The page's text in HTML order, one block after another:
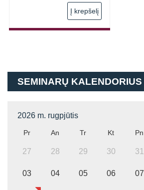
Į krepšelį
SEMINARŲ KALENDORIUS
2026 m. rugpjūtis
Pr An Tr Kt Pn
27 28 29 30 31
03 04 05 06 07